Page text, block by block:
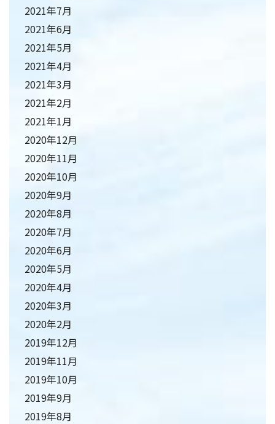
2021年7月
2021年6月
2021年5月
2021年4月
2021年3月
2021年2月
2021年1月
2020年12月
2020年11月
2020年10月
2020年9月
2020年8月
2020年7月
2020年6月
2020年5月
2020年4月
2020年3月
2020年2月
2019年12月
2019年11月
2019年10月
2019年9月
2019年8月